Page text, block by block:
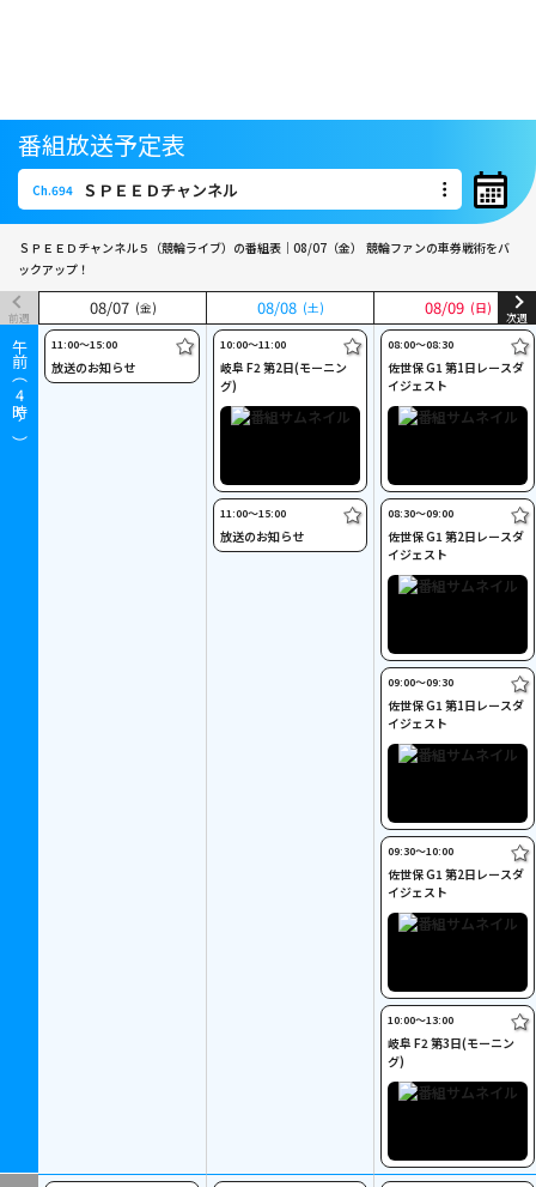
番組放送予定表
Ch.694 ＳＰＥＥＤチャンネル
Ch.694 ＳＰＥＥＤチャンネル
ＳＰＥＥＤチャンネル５（競輪ライブ）の番組表｜08/07（金）
競輪ファンの車券戦術をバ
ックアップ！
08/07 (金) 08/08 (土) 08/09 (日)
前週 次週
午前（
4
時～）
08/07 (金) 08/08 (土) 08/09 (日)
11:00〜15:00
放送のお知らせ
10:00〜11:00
岐阜 F2 第2日(モーニン
グ)
11:00〜15:00
放送のお知らせ
08:00〜08:30
佐世保 G1 第1日レースダ
イジェスト
08:30〜09:00
佐世保 G1 第2日レースダ
イジェスト
09:00〜09:30
佐世保 G1 第1日レースダ
イジェスト
09:30〜10:00
佐世保 G1 第2日レースダ
イジェスト
10:00〜13:00
岐阜 F2 第3日(モーニン
グ)